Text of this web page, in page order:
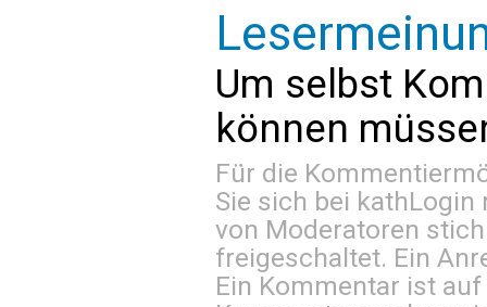
Um selbst
können
Für die
Sie sich bei kathLogin
von Moderatoren
freigeschaltet. Ein
Ein Kommentar ist